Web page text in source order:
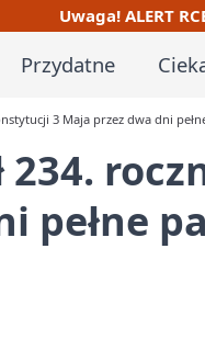
Uwaga! ALERT
Przydatne
3 Maja przez dwa dni
234.
pełne